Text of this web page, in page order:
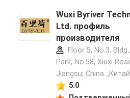
Wuxi Byriver
Ltd. профиль
производителя
Floor 5, No.3,
Park, No.58, Xiuxi
Jiangsu, China. ,Китай
5.0